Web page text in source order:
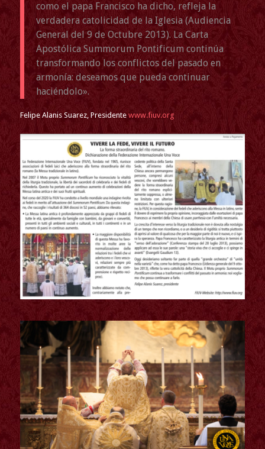
como el papa Francisco ha dicho, refleja la
verdadera catolicidad de la Iglesia (Audiencia
General del 9 de Octubre 2013). La Carta
Apostólica Summorum Pontificum continúa
transformando los conflictos del pasado en
armonía: deseamos que pueda continuar
haciéndolo».
Felipe Alanis Suarez, Presidentewww.fiuv.org